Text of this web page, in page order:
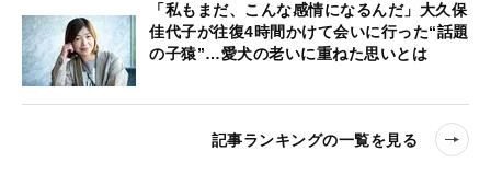
「私もまだ、こんな感情になるんだ」大久保
佳代子が往復4時間かけて会いに行った“話題
の子猿”…愛犬の老いに重ねた思いとは
記事ランキングの一覧を見る